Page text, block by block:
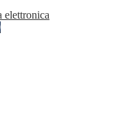
elettronica